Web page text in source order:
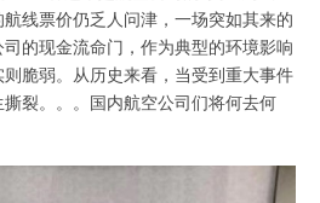
线票价仍乏人问津，一场突如其来的
的现金流命门，作为典型的环境影响
脆弱。从历史来看，当受到重大事件
裂。。。国内航空公司们将何去何